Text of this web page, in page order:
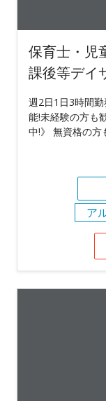
保育士・児
課後等デイ
週2日1日3時間
能!未経験の方も
中!》 無資格の方
ア